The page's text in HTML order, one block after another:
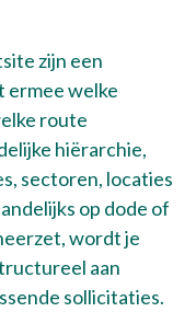
zijn een
ermee welke
route
hiërarchie,
sectoren, locaties
op dode of
wordt je
aan
sollicitaties.